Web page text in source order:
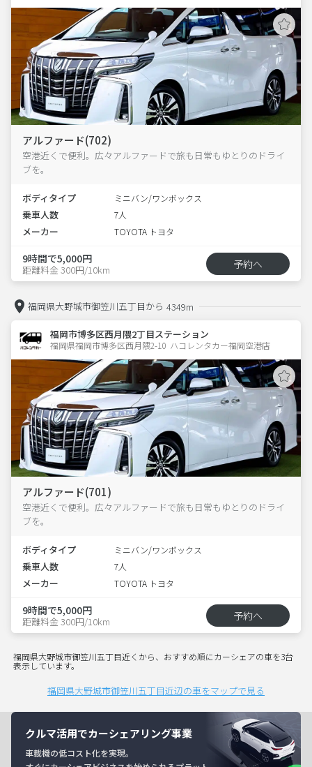
アルファード(702)
空港近くで便利。広々アルファードで旅も日常もゆとりのドライ
ブを。
ボディタイプ ミニバン/ワンボックス
乗車人数 7人
メーカー TOYOTA トヨタ
9時間で5,000円
距離料金 300円/10km 予約へ
福岡県大野城市御笠川五丁目から 4349m
福岡市博多区西月隈2丁目ステーション
福岡県福岡市博多区西月隈2-10  ハコレンタカー福岡空港店
アルファード(701)
空港近くで便利。広々アルファードで旅も日常もゆとりのドライ
ブを。
ボディタイプ ミニバン/ワンボックス
乗車人数 7人
メーカー TOYOTA トヨタ
9時間で5,000円
距離料金 300円/10km 予約へ
福岡県大野城市御笠川五丁目近くから、おすすめ順にカーシェアの車を3台
表示しています。
福岡県大野城市御笠川五丁目近辺の車をマップで見る
クルマ活用でカーシェアリング事業
車載機の低コスト化を実現。